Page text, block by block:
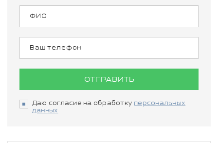
ОТПРАВИТЬ
Даю согласие на обработку персональных
данных